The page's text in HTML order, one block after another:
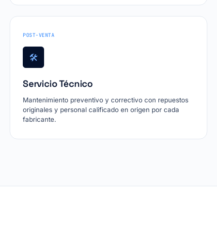
POST-VENTA
🛠
Servicio Técnico
Mantenimiento preventivo y correctivo con repuestos
originales y personal calificado en origen por cada
fabricante.